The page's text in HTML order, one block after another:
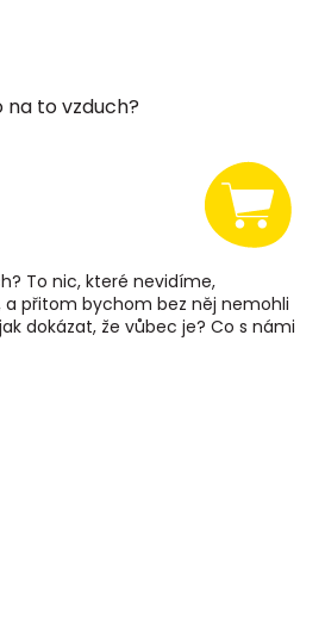
na to vzduch?
To nic, které nevidíme,
přitom bychom bez něj nemohli
dokázat, že vůbec je? Co s námi